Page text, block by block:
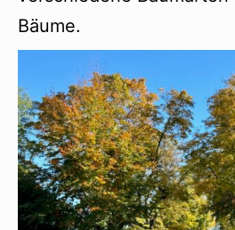
Bäume.